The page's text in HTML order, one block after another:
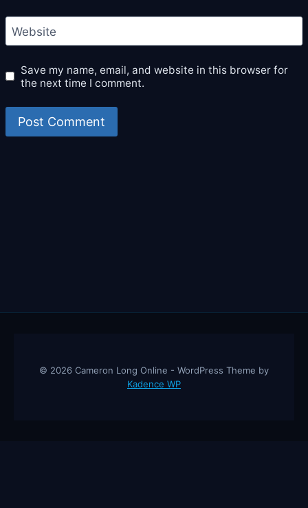
Website
Save my name, email, and website in this browser for
the next time I comment.
© 2026 Cameron Long Online - WordPress Theme by
Kadence WP